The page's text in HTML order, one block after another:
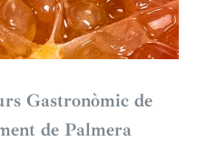
Gastronòmic de
de Palmera